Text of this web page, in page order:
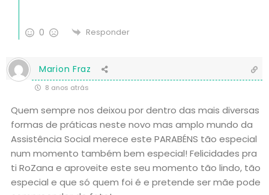
0 Responder
Marion Fraz
8 anos atrás
Quem sempre nos deixou por dentro das mais diversas
formas de práticas neste novo mas amplo mundo da
Assistência Social merece este PARABÉNS tão especial
num momento também bem especial! Felicidades pra
ti RoZana e aproveite este seu momento tão lindo, tão
especial e que só quem foi é e pretende ser mãe pode